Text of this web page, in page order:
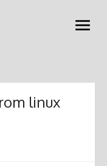
open
linux